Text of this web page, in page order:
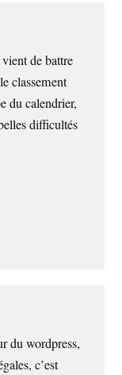
de battre
classement
du calendrier,
difficultés
du wordpress,
c’est